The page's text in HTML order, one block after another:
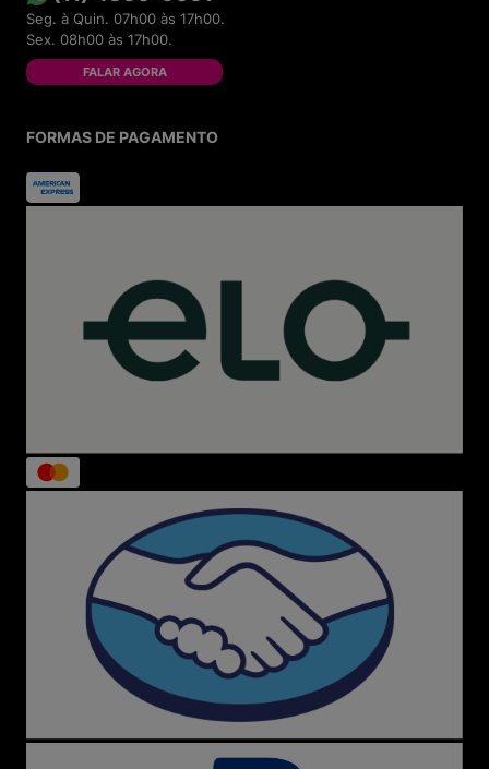
Seg. à Quin. 07h00 às 17h00.
Sex. 08h00 às 17h00.
FALAR AGORA
FORMAS DE PAGAMENTO